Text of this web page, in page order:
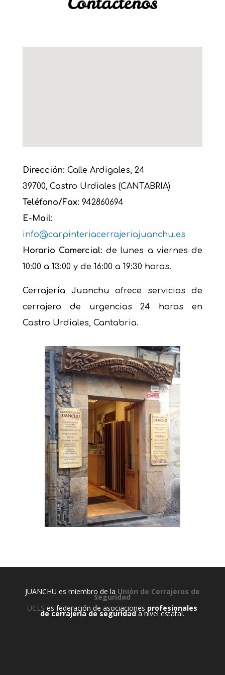
Dirección: Calle Ardigales, 24
39700, Castro Urdiales (CANTABRIA)
Teléfono/Fax: 942860694
E-Mail:
info@carpinteriacerrajeriajuanchu.es
Horario Comercial: de lunes a viernes de
10:00 a 13:00 y de 16:00 a 19:30 horas.
Cerrajería Juanchu ofrece servicios de
cerrajero de urgencias 24 horas en
Castro Urdiales, Cantabria.
JUANCHU es miembro de la Unión de Cerrajeros de
Seguridad
UCES es federación de asociaciones profesionales
de cerrajería de seguridada nivel estatal.